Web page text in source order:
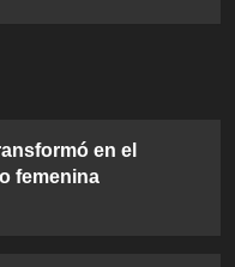
en el
femenina